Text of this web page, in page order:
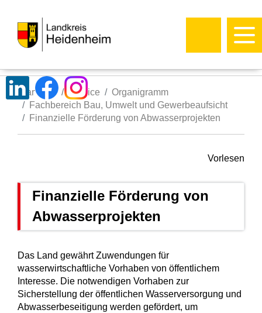
Startseite Service
Organigramm
Fachbereich Bau, Umwelt und Gewerbeaufsicht
Finanzielle Förderung von Abwasserprojekten
Vorlesen
Finanzielle Förderung von
Abwasserprojekten
Das Land gewährt Zuwendungen für
wasserwirtschaftliche Vorhaben von öffentlichem
Interesse. Die notwendigen Vorhaben zur
Sicherstellung der öffentlichen Wasserversorgung und
Abwasserbeseitigung werden gefördert, um